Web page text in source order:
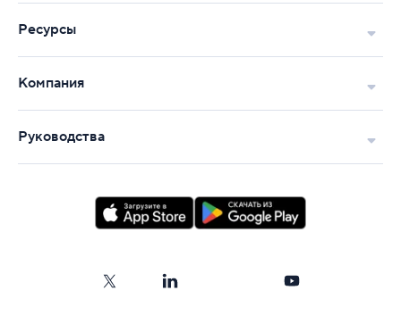
Ресурсы
Компания
Руководства